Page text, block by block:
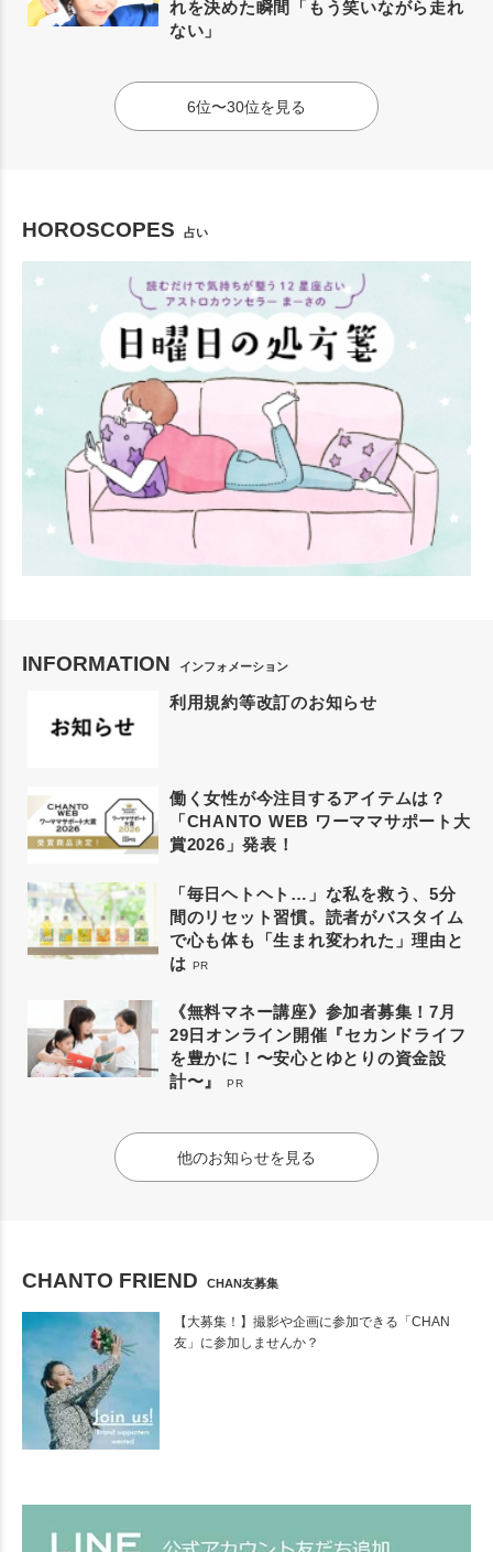
れを決めた瞬間「もう笑いながら走れ
ない」
6位〜30位を見る
HOROSCOPES 占い
INFORMATION インフォメーション
利用規約等改訂のお知らせ
働く女性が今注目するアイテムは？
「CHANTO WEB ワーママサポート大
賞2026」発表！
「毎日ヘトヘト…」な私を救う、5分
間のリセット習慣。読者がバスタイム
で心も体も「生まれ変われた」理由と
は PR
《無料マネー講座》参加者募集！7月
29日オンライン開催『セカンドライフ
を豊かに！〜安心とゆとりの資金設
計〜』
PR
他のお知らせを見る
CHANTO FRIEND CHAN友募集
【大募集！】撮影や企画に参加できる「CHAN
友」に参加しませんか？